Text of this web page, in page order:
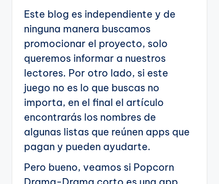
Este blog es independiente y de
ninguna manera buscamos
promocionar el proyecto, solo
queremos informar a nuestros
lectores. Por otro lado, si este
juego no es lo que buscas no
importa, en el final el artículo
encontrarás los nombres de
algunas listas que reúnen apps que
pagan y pueden ayudarte.
Pero bueno, veamos si Popcorn